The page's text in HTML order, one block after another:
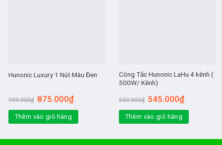
Hunonic Luxury 1 Nút Màu Đen
999.000₫ 875.000₫
Thêm vào giỏ hàng
Công Tắc Hunonic LaHu 4 kênh (
500W/ Kênh)
600.000₫ 545.000₫
Thêm vào giỏ hàng